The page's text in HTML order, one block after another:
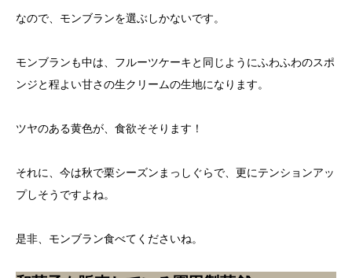
なので、モンブランを選ぶしかないです。
モンブランも中は、フルーツケーキと同じようにふわふわのスポ
ンジと程よい甘さの生クリームの生地になります。
ツヤのある黄色が、食欲そそります！
それに、今は秋で栗シーズンまっしぐらで、更にテンションアッ
プしそうですよね。
是非、モンブラン食べてくださいね。